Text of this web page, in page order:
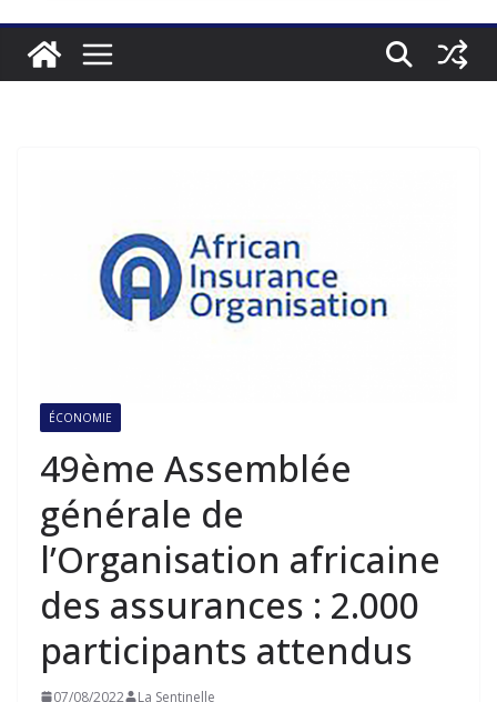
ÉCONOMIE
49ème Assemblée
générale de
l’Organisation africaine
des assurances : 2.000
participants attendus
07/08/2022 La Sentinelle